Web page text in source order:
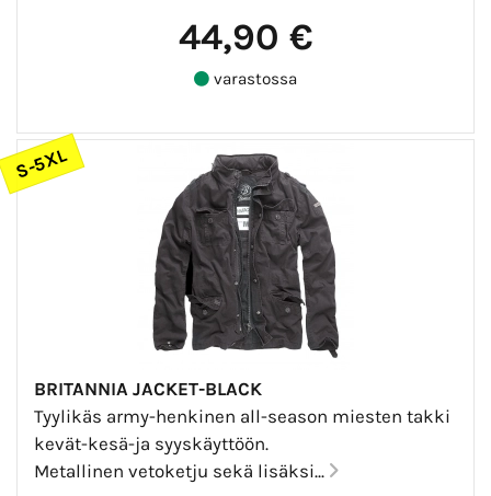
44,90 €
varastossa
S-5XL
BRITANNIA JACKET-BLACK
Tyylikäs army-henkinen all-season miesten takki
kevät-kesä-ja syyskäyttöön.
Metallinen vetoketju sekä lisäksi...